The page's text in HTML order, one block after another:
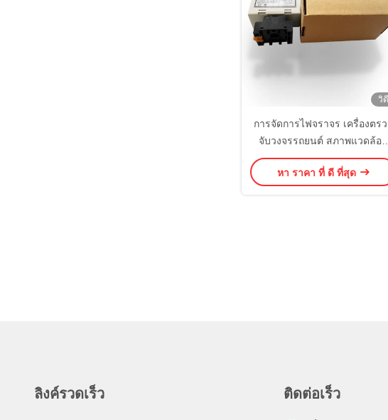
วิ
การจัดการไฟจราจร เครื่องตร
จับวงจรรถยนต์ สภาพแวดล้อม
การชดเชยการเคลื่อนไหว
240VAC
หา ราคา ที่ ดี ที่สุด
ลิงค์รวดเร็ว ติดต่อเร็ว